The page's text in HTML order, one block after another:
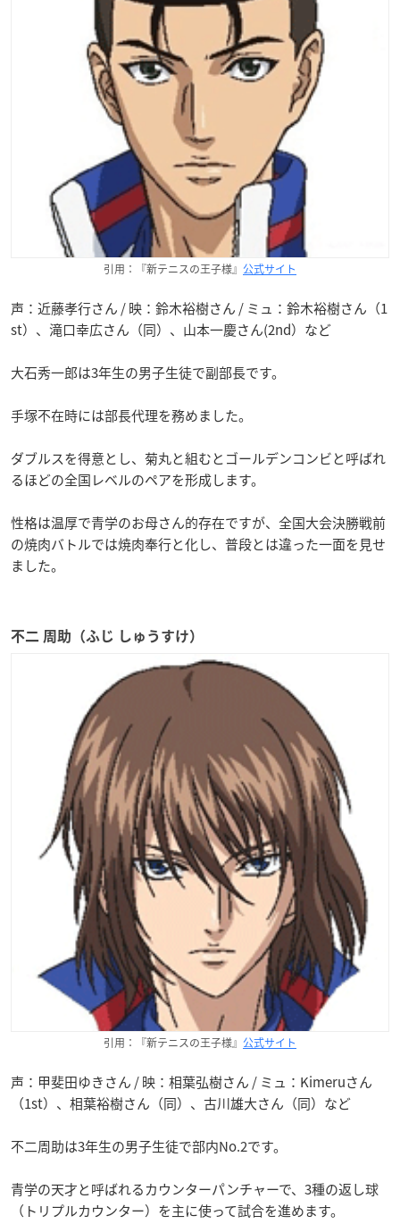
引用：『新テニスの王子様』 公式サイト
声：近藤孝行さん / 映：鈴木裕樹さん / ミュ：鈴木裕樹さん（1
st）、滝口幸広さん（同）、山本一慶さん(2nd）など
大石秀一郎は3年生の男子生徒で副部長です。
手塚不在時には部長代理を務めました。
ダブルスを得意とし、菊丸と組むとゴールデンコンビと呼ばれ
るほどの全国レベルのペアを形成します。
性格は温厚で青学のお母さん的存在ですが、全国大会決勝戦前
の焼肉バトルでは焼肉奉行と化し、普段とは違った一面を見せ
ました。
不二 周助（ふじ しゅうすけ）
引用：『新テニスの王子様』 公式サイト
声：甲斐田ゆきさん / 映：相葉弘樹さん / ミュ：Kimeruさん
（1st）、相葉裕樹さん（同）、古川雄大さん（同）など
不二周助は3年生の男子生徒で部内No.2です。
青学の天才と呼ばれるカウンターパンチャーで、3種の返し球
（トリプルカウンター）を主に使って試合を進めます。